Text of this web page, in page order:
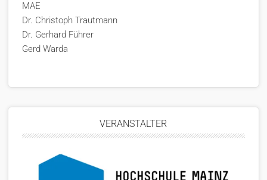
MAE
Dr. Christoph Trautmann
Dr. Gerhard Führer
Gerd Warda
VERANSTALTER